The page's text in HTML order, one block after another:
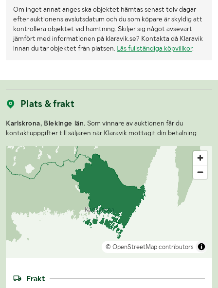
Om inget annat anges ska objektet hämtas senast tolv dagar
efter auktionens avslutsdatum och du som köpare är skyldig att
kontrollera objektet vid hämtning. Skiljer sig något avsevärt
jämfört med informationen på klaravik.se? Kontakta då Klaravik
innan du tar objektet från platsen. Läs fullständiga köpvillkor.
Plats & frakt
Karlskrona, Blekinge län. Som vinnare av auktionen får du
kontaktuppgifter till säljaren när Klaravik mottagit din betalning.
© OpenStreetMap contributors
Frakt